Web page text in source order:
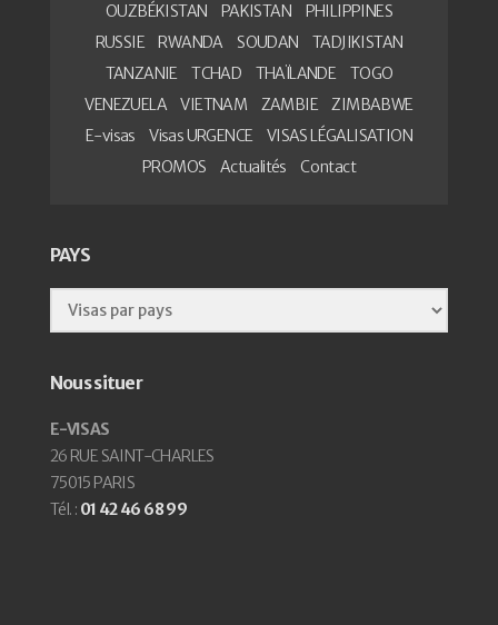
OUZBÉKISTAN
PAKISTAN
PHILIPPINES
RUSSIE
RWANDA SOUDAN
TADJIKISTAN
TANZANIE
TCHAD THAÏLANDE
TOGO
VENEZUELA
VIETNAM ZAMBIE
ZIMBABWE
E-visas
Visas URGENCE
VISAS LÉGALISATION
PROMOS
Actualités Contact
PAYS
Nous situer
E-VISAS
26 RUE SAINT-CHARLES
75015 PARIS
Tél. : 01 42 46 68 99